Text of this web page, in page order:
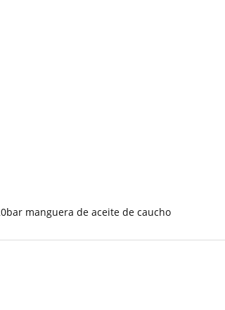
manguera de aceite de caucho